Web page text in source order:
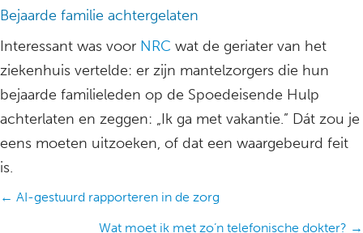
Bejaarde familie achtergelaten
Interessant was voor NRC wat de geriater van het
ziekenhuis vertelde: er zijn mantelzorgers die hun
bejaarde familieleden op de Spoedeisende Hulp
achterlaten en zeggen: „Ik ga met vakantie.” Dát zou je
eens moeten uitzoeken, of dat een waargebeurd feit
is.
Posts
← AI-gestuurd rapporteren in de zorg
Wat moet ik met zo’n telefonische dokter? →